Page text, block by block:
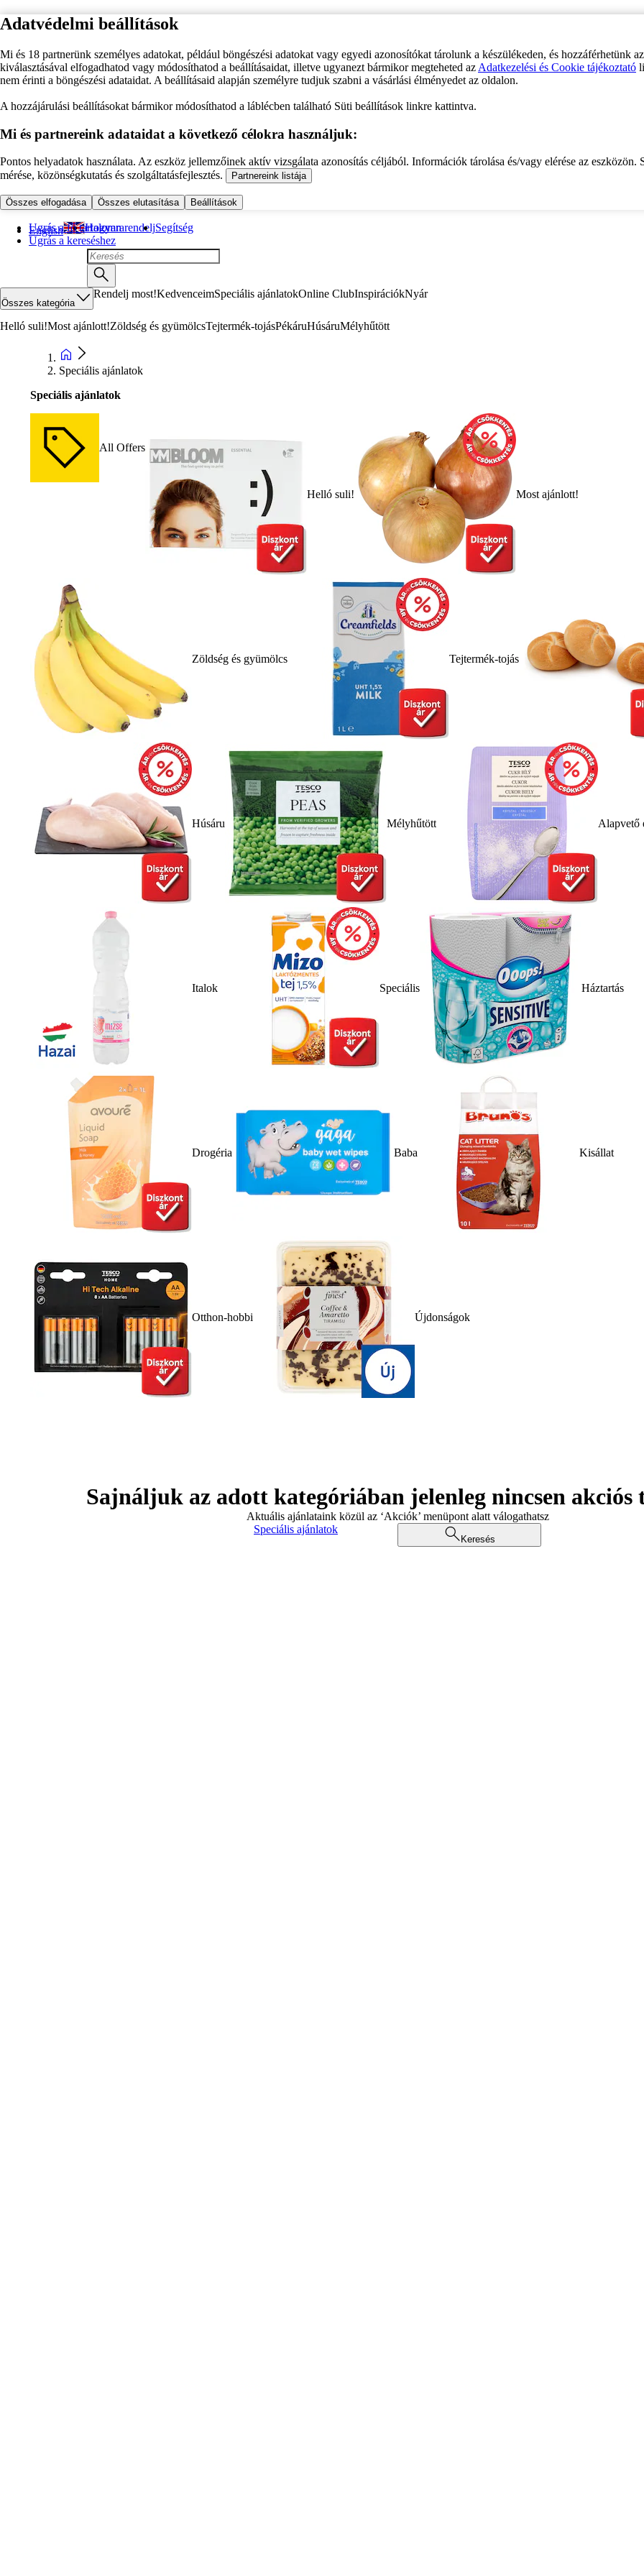
Adatvédelmi beállítások
Mi és 18 partnerünk személyes adatokat, például böngészési adatokat vagy egyedi azonosítókat tárolunk a készülékeden, és hozzáférhetünk
kiválasztásával elfogadhatod vagy módosíthatod a beállításaidat, illetve ugyanezt bármikor megteheted az Adatkezelési és Cookie tájékoztató
nem érinti a böngészési adataidat. A beállításaid alapján személyre tudjuk szabni a vásárlási élményedet az oldalon.
A hozzájárulási beállításokat bármikor módosíthatod a láblécben található Süti beállítások linkre kattintva.
Mi és partnereink adataidat a következő célokra használjuk:
Pontos helyadatok használata. Az eszköz jellemzőinek aktív vizsgálata azonosítás céljából. Információk tárolása és/vagy elérése az eszközön.
mérése, közönségkutatás és szolgáltatásfejlesztés.
Partnereink listája
Összes elfogadása Összes elutasítása Beállítások
Ugrás a fő tartalomra
Ugrás a kereséshez
English Hogyan rendeljSegítség
Összes kategória
Rendelj most!KedvenceimSpeciális ajánlatokOnline ClubInspirációkNyár
Helló suli!Most ajánlott!Zöldség és gyümölcsTejtermék-tojásPékáruHúsáruMélyhűtött
Speciális ajánlatok
Speciális ajánlatok
All Offers
Helló suli! Most ajánlott!
Zöldség és gyümölcs Tejtermék-tojás
Húsáru Mélyhűtött Alapvető
Italok Speciális Háztartás
Drogéria Baba Kisállat
Otthon-hobbi Újdonságok
Sajnáljuk az adott kategóriában jelenleg nincsen akciós
Aktuális ajánlataink közül az ‘Akciók’ menüpont alatt válogathatsz
Speciális ajánlatok
Keresés